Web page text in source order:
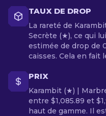
TAUX DE DROP
La rareté de
Secrète (★), ce qui
estimée de drop de
caisses. Cela en fait
PRIX
Karambit (★) |
entre $1,085.89 et
haut de gamme. Il